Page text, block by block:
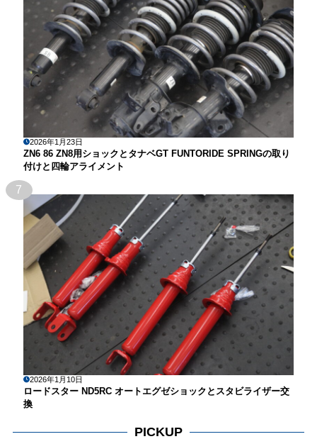
2026年1月23日
ZN6 86 ZN8用ショックとタナベGT FUNTORIDE SPRINGの取り
付けと四輪アライメント
7
2026年1月10日
ロードスター ND5RC オートエグゼショックとスタビライザー交
換
PICKUP